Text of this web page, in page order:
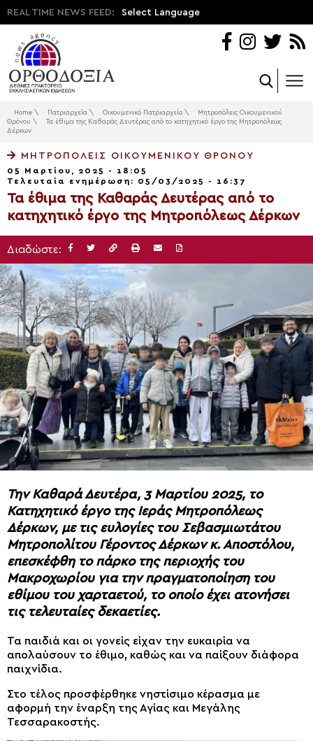
REAL TIME NEWS FEED: Select Language
Home \ Πατριαρχεία \ Οικουμενικό Πατριαρχείο \
Μητροπόλεις Οικουμενικού
Θρόνου \
Τα έθιμα της Καθαράς Δευτέρας από το κατηχητικό έργο της Μητροπόλεως
Δέρκων
ΜΗΤΡΟΠΌΛΕΙΣ ΟΙΚΟΥΜΕΝΙΚΟΎ ΘΡΌΝΟΥ
05 Μαρτίου, 2025 - 18:05
Τελευταία ενημέρωση: 05/03/2025 - 16:37
Τα έθιμα της Καθαράς Δευτέρας από το
κατηχητικό έργο της Μητροπόλεως Δέρκων
Διαδώστε:
Την Καθαρά Δευτέρα, 3 Μαρτίου 2025, το
Κατηχητικό έργο της Ιεράς Μητροπόλεως
Δέρκων, με τις ευλογίες του Σεβασμιωτάτου
Μητροπολίτου Γέροντος Δέρκων κ. Αποστόλου,
επεσκέφθη το πάρκο της περιοχής του
Μακροχωρίου για την πραγματοποίηση του
εθίμου του χαρταετού, το οποίο έχει ατονήσει
τις τελευταίες δεκαετίες.
Τα παιδιά και οι γονείς είχαν την ευκαιρία να
απολαύσουν το έθιμο, καθώς και να παίξουν διάφορα
παιχνίδια.
Στο τέλος προσφέρθηκε νηστίσιμο κέρασμα με
αφορμή την έναρξη της Αγίας και Μεγάλης
Τεσσαρακοστής.